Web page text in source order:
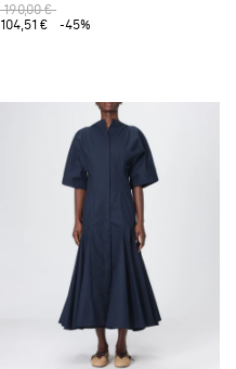
190,00 €
104,51 €
-45%